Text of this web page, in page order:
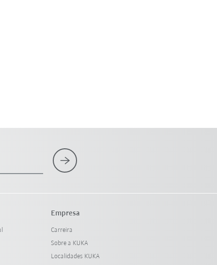
Empresa
Carreira
Sobre a KUKA
Localidades KUKA